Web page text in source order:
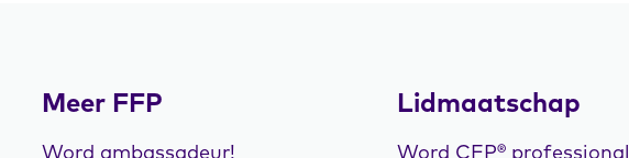
Meer FFP
Word ambassadeur!
Lidmaatschap
Word CFP® professional